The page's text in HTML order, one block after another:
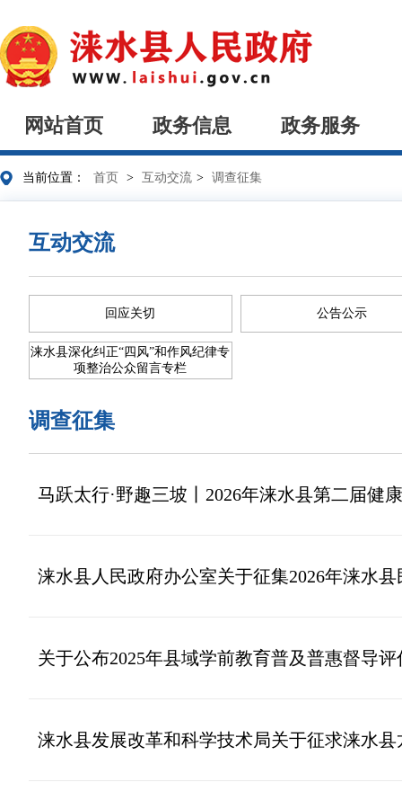
网站首页 政务信息 政务服务
当前位置： 首页 > 互动交流 > 调查征集
互动交流
回应关切 公告公示
涞水县深化纠正“四风”和作风纪律专
项整治公众留言专栏
调查征集
马跃太行·野趣三坡丨2026年涞水县第二届健
涞水县人民政府办公室关于征集2026年涞水
关于公布2025年县域学前教育普及普惠督导
涞水县发展改革和科学技术局关于征求涞水